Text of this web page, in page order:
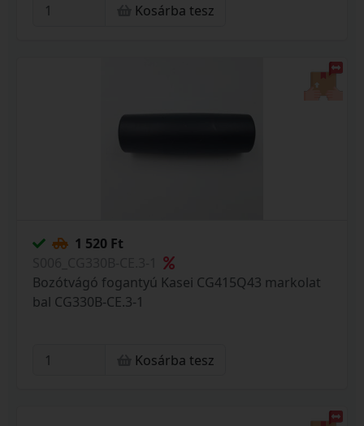
Kosárba tesz
1 520 Ft
Bozótvágó fogantyú Kasei CG415Q43 markolat
bal CG330B-CE.3-1
Kosárba tesz